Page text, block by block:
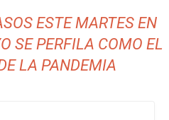
ESTE MARTES EN
SE PERFILA COMO EL
LA PANDEMIA